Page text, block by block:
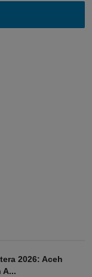
2026: Aceh
A...